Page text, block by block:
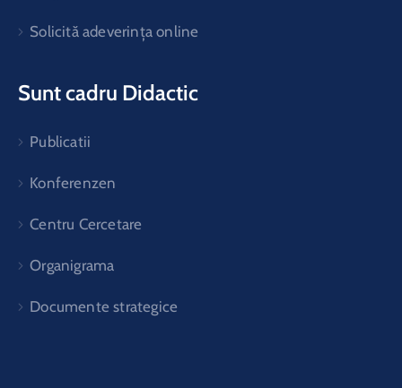
Solicită adeverința online
Sunt cadru Didactic
Publicatii
Konferenzen
Centru Cercetare
Organigrama
Documente strategice